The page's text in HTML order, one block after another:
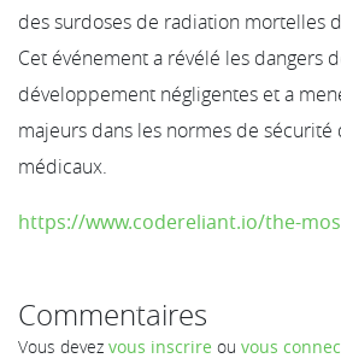
des surdoses de radiation mortelles
Cet événement a révélé les dangers
développement négligentes et a
majeurs dans les normes de sécurité
médicaux.
https://www.codereliant.io/the-
Commentaires
Vous devez vous inscrire ou vous